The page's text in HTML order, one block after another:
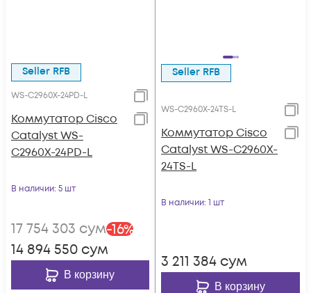
Seller RFB
WS-C2960X-24PD-L
Коммутатор Cisco
Catalyst WS-
C2960X-24PD-L
В наличии: 5 шт
17 754 303 сум-16%
14 894 550 сум
В корзину
Seller RFB
WS-C2960X-24TS-L
Коммутатор Cisco
Catalyst WS-C2960X-
24TS-L
В наличии: 1 шт
3 211 384 сум
В корзину